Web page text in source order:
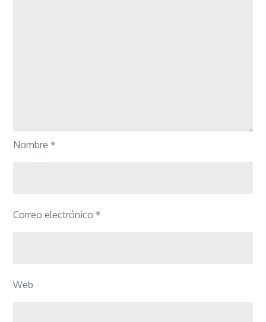
Nombre *
Correo electrónico *
Web